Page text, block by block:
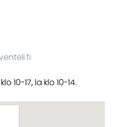
10-17, la klo 10-14.